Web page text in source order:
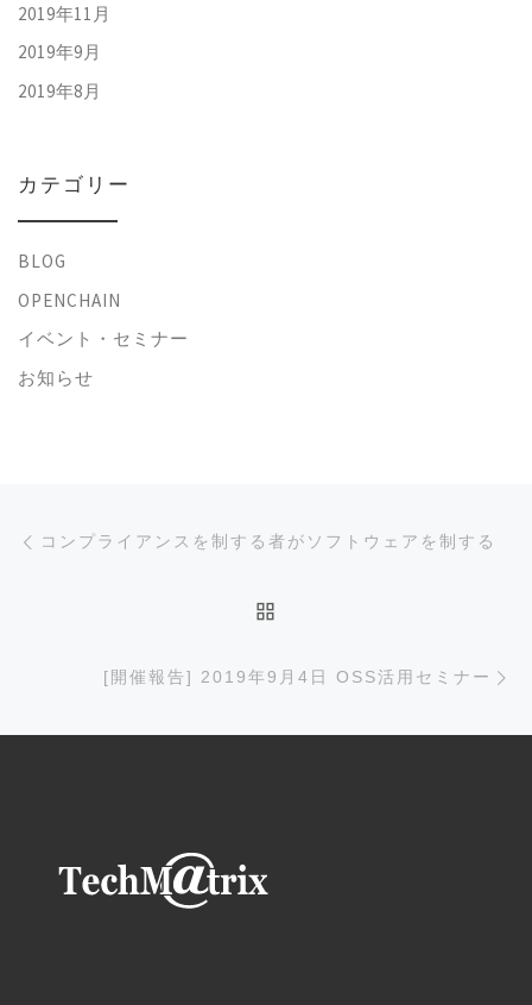
2019年11月
2019年9月
2019年8月
カテゴリー
BLOG
OPENCHAIN
イベント・セミナー
お知らせ
投稿ナビゲーション
コンプライアンスを制する者がソフトウェアを制する
[開催報告] 2019年9月4日 OSS活用セミナー